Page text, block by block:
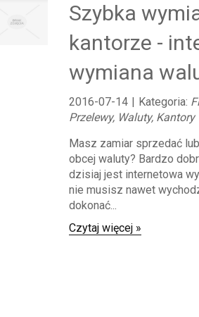
Szybka
kantorze -
wymiana
2016-07-14 | Kategoria:
Przelewy, Waluty, Kantory
Masz zamiar sprzedać
obcej waluty? Bardzo
dzisiaj jest internetowa
nie musisz nawet
dokonać...
Czytaj więcej »